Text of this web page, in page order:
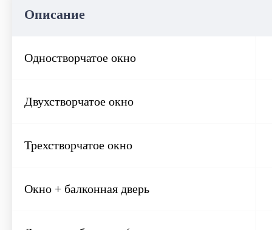
Описание
Одностворчатое окно
Двухстворчатое окно
Трехстворчатое окно
Окно + балконная дверь